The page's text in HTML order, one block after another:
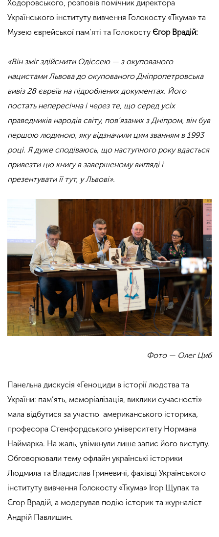
Ходоровського, розповів помічник директора
Українського інституту вивчення Голокосту «Ткума» та
Музею єврейської пам’яті та Голокосту Єгор Врадій:
«Він зміг здійснити Одіссею — з окупованого
нацистами Львова до окупованого Дніпропетровська
вивіз 28 євреїв на підроблених документах. Його
постать непересічна і через те, що серед усіх
праведників народів світу, пов’язаних з Дніпром, він був
першою людиною, яку відзначили цим званням в 1993
році. Я дуже сподіваюсь, що наступного року вдасться
привезти цю книгу в завершеному вигляді і
презентувати її тут, у Львові».
Фото — Олег Циб
Панельна дискусія «Геноциди в історії людства та
України: пам’ять, меморіалізація, виклики сучасності»
мала відбутися за участю американського історика,
професора Стенфордського університету Нормана
Наймарка. На жаль, увімкнули лише запис його виступу.
Обговорювали тему офлайн українські історики
Людмила та Владислав Гриневичі, фахівці Українського
інституту вивчення Голокосту «Ткума» Ігор Щупак та
Єгор Врадій, а модерував подію історик та журналіст
Андрій Павлишин.